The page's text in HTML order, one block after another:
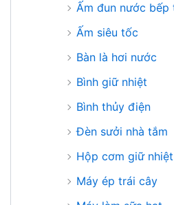
Ấm đun nước bếp
Ấm siêu tốc
Bàn là hơi nước
Bình giữ nhiệt
Bình thủy điện
Đèn sưởi nhà tắm
Hộp cơm giữ nhiệt
Máy ép trái cây